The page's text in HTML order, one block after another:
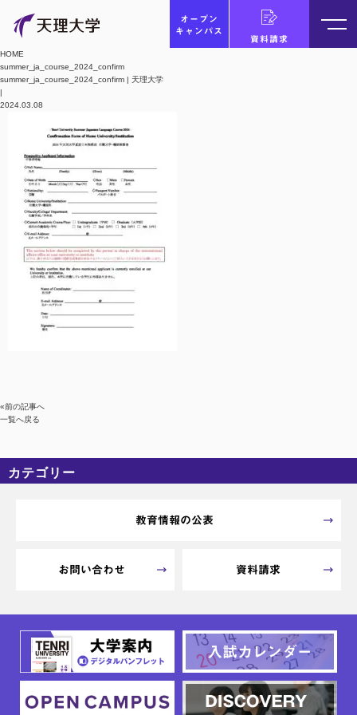
オープン
キャンパス
資料請求
HOME
summer_ja_course_2024_confirm
summer_ja_course_2024_confirm | 天理大学
|
2024.03.08
«前の記事へ
一覧へ戻る
カテゴリー
教育情報の公表
お問い合わせ 資料請求